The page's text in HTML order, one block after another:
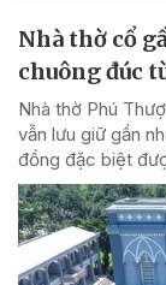
Nhà thờ cổ
chuông đúc
Nhà thờ Phú
vẫn lưu giữ gần
đồng đặc biệt